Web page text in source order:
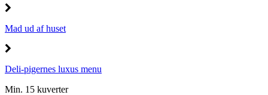
Mad ud af huset
Deli-pigernes luxus menu
Min. 15 kuverter